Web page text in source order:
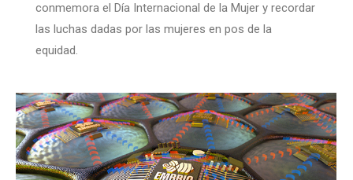
conmemora el Día Internacional de la Mujer y recordar
las luchas dadas por las mujeres en pos de la
equidad.